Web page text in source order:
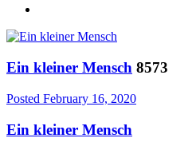
Ein kleiner Mensch 8573
Posted February 16, 2020
Ein kleiner Mensch